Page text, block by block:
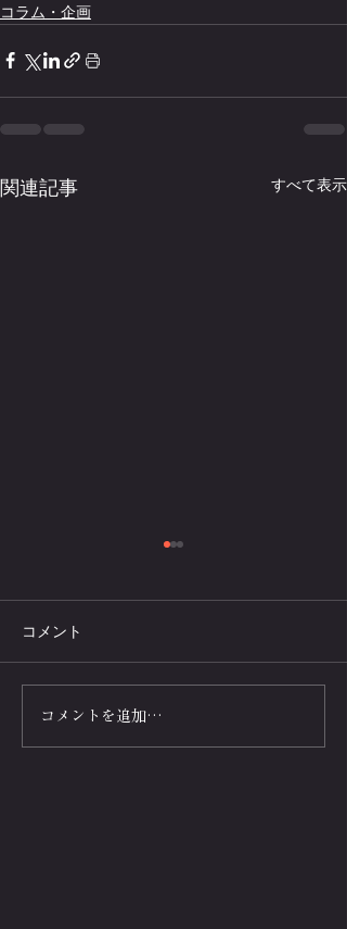
コラム・企画
関連記事 すべて表示
腕立て伏せで呼吸筋を鍛
えるトレーニング方法と
コメント
コメントを追加…